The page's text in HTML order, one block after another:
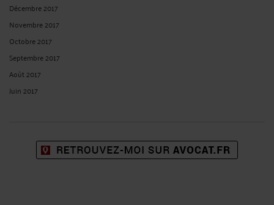
Décembre 2017
Novembre 2017
Octobre 2017
Septembre 2017
Août 2017
Juin 2017